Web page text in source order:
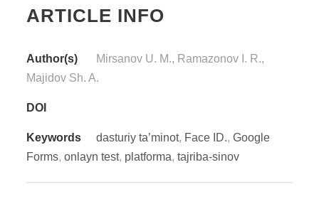
ARTICLE INFO
Author(s)
Mirsanov U. M., Ramazonov I. R.,
Majidov Sh. A.
DOI
Keywords dasturiy ta’minot, Face ID., Google
Forms, onlayn test, platforma, tajriba-sinov